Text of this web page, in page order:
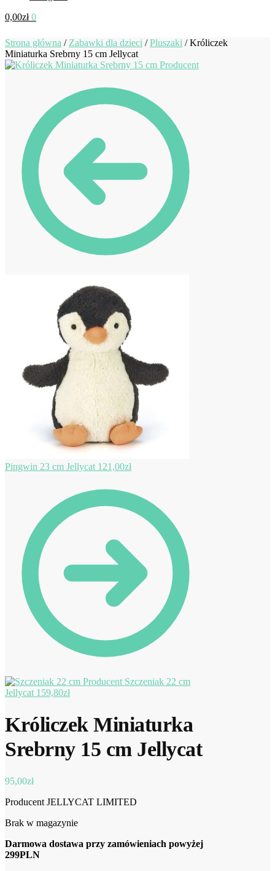
0,00zł 0
Strona główna / Zabawki dla dzieci /Pluszaki /Króliczek
Miniaturka Srebrny 15 cm Jellycat
Pingwin 23 cm Jellycat 121,00zł
Szczeniak 22 cm
Jellycat 159,80zł
Króliczek Miniaturka
Srebrny 15 cm Jellycat
95,00zł
Producent JELLYCAT LIMITED
Brak w magazynie
Darmowa dostawa przy zamówieniach powyżej
299PLN